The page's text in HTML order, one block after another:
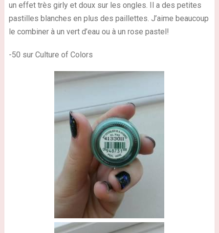
un effet très girly et doux sur les ongles. Il a des petites
pastilles blanches en plus des paillettes. J’aime beaucoup
le combiner à un vert d’eau ou à un rose pastel!
-50 sur Culture of Colors